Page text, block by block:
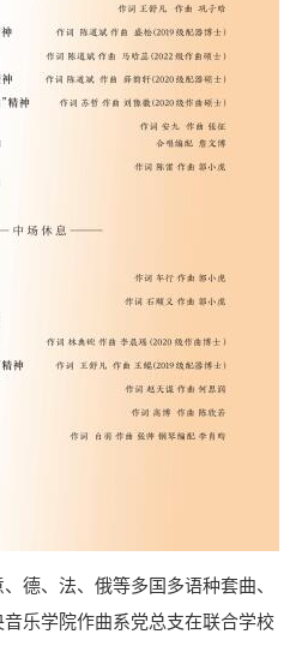
、法、俄等多国多语种套曲、
乐学院作曲系党总支在联合学校